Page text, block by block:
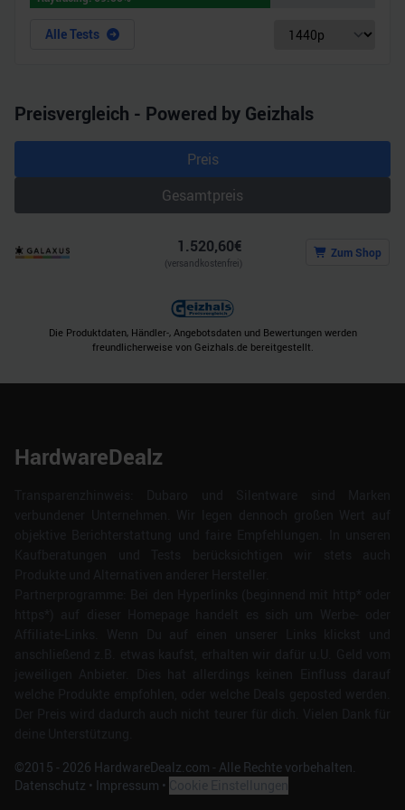
Alle Tests
Preisvergleich - Powered by Geizhals
Preis
Gesamtpreis
1.520,60€
(versandkostenfrei)
Zum Shop
Die Produktdaten, Händler-, Angebotsdaten und Bewertungen werden
freundlicherweise von Geizhals.de bereitgestellt.
HardwareDealz
©2015 - 2026 HardwareDealz.com - Alle Rechte vorbehalten.
Datenschutz • Impressum •